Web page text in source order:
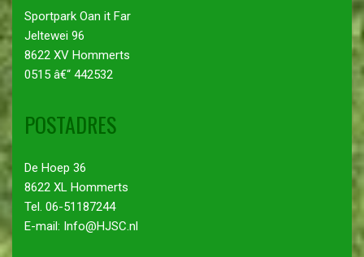
Sportpark Oan it Far
Jeltewei 96
8622 XV Hommerts
0515 â€“ 442532
POSTADRES
De Hoep 36
8622 XL Hommerts
Tel. 06-51187244
E-mail: Info@HJSC.nl